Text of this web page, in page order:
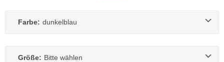
Farbe: dunkelblau
Größe: Bitte wählen